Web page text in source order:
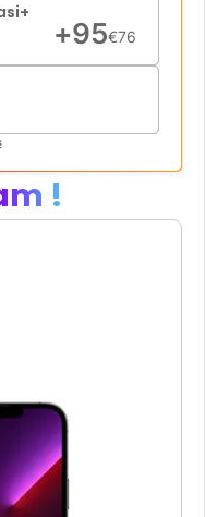
+95€76
!